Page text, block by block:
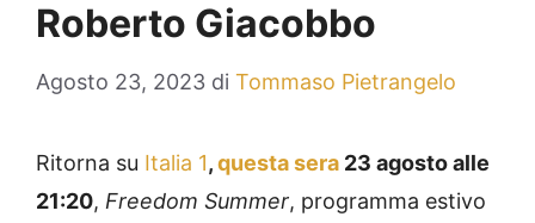
Roberto Giacobbo
Agosto 23, 2023 di Tommaso Pietrangelo
Ritorna su Italia 1,questa sera 23 agosto alle
21:20, Freedom Summer, programma estivo